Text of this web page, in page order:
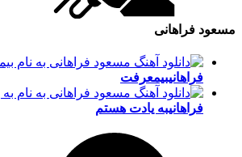
مسعود فراهانی
فراهانیبیمعرفت
فراهانیبه یادت هستم